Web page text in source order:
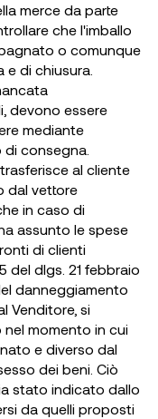
merce da parte
che l'imballo
o comunque
e di chiusura.
devono essere
mediante
consegna.
al cliente
dal vettore
in caso di
assunto le spese
di clienti
del dlgs. 21 febbraio
danneggiamento
Venditore, si
momento in cui
e diverso dal
dei beni. Ciò
stato indicato dallo
da quelli proposti